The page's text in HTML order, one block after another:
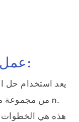
عمل الآلة الحاسبة المجمعة:
يعد استخدام حل
هذه هي الخطوات